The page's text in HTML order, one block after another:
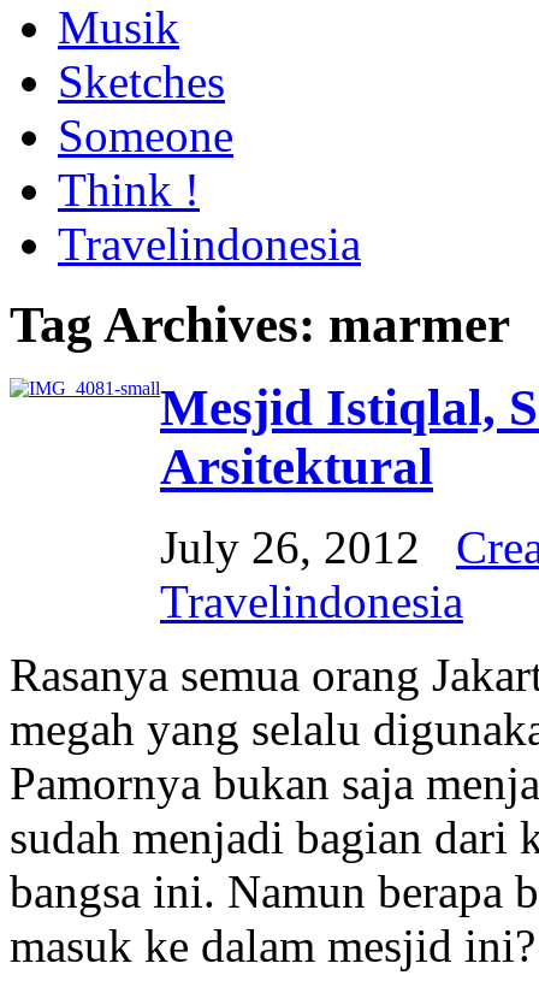
Musik
Sketches
Someone
Think !
Travelindonesia
Tag Archives: marmer
Mesjid Istiqlal,
Arsitektural
July 26, 2012
Travelindonesia
Rasanya semua orang
megah yang selalu
Pamornya bukan saja
sudah menjadi bagian dari
bangsa ini. Namun berapa
masuk ke dalam mesjid ini?